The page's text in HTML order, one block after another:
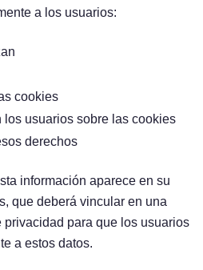
a los usuarios:
cookies
los usuarios sobre las cookies
derechos
información aparece en su
que deberá vincular en una
para que los usuarios
a estos datos.